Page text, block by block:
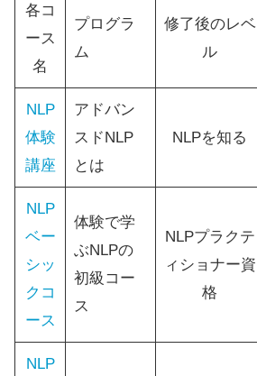
各コ
ース
名
プログラ
ム
修了後のレベ
ル
NLP
体験
講座
アドバン
スドNLP
とは
NLPを知る
NLP
ベー
シッ
クコ
ース
体験で学
ぶNLPの
初級コー
ス
NLPプラクテ
ィショナー資
格
NLP